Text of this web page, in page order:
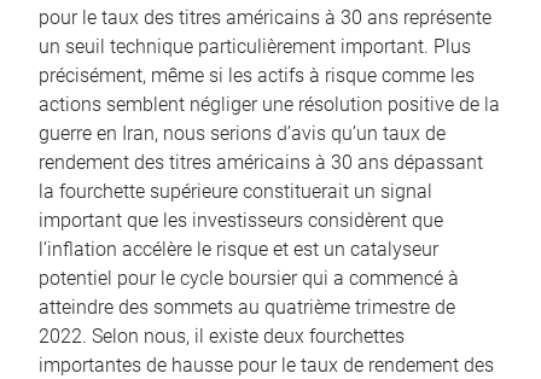
pour le taux des titres américains à 30 ans représente
un seuil technique particulièrement important. Plus
précisément, même si les actifs à risque comme les
actions semblent négliger une résolution positive de la
guerre en Iran, nous serions d’avis qu’un taux de
rendement des titres américains à 30 ans dépassant
la fourchette supérieure constituerait un signal
important que les investisseurs considèrent que
l’inflation accélère le risque et est un catalyseur
potentiel pour le cycle boursier qui a commencé à
atteindre des sommets au quatrième trimestre de
2022. Selon nous, il existe deux fourchettes
importantes de hausse pour le taux de rendement des